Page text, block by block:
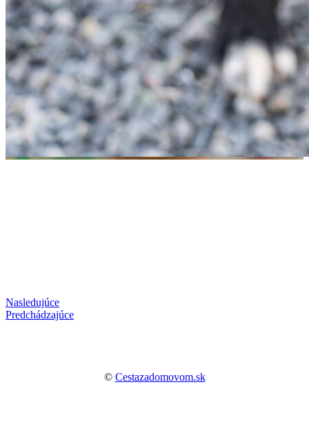
Nasledujúce
Predchádzajúce
© Cestazadomovom.sk